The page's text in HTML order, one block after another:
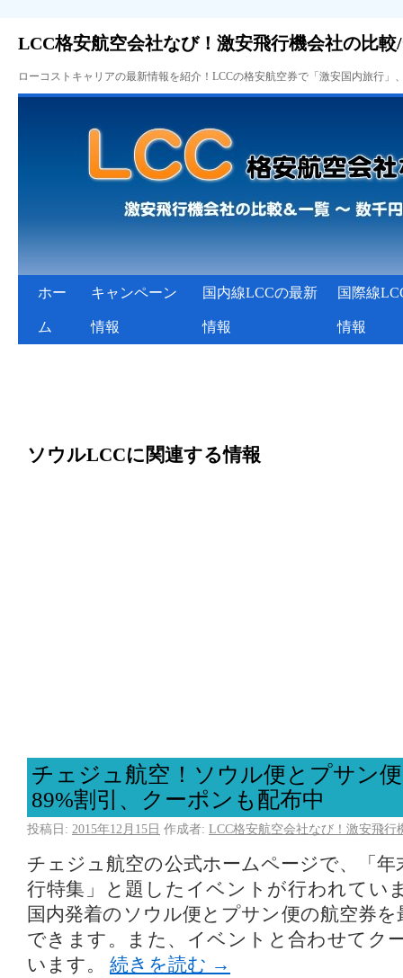
LCC格安航空会社なび！激安飛行機会社の比較
ローコストキャリアの最新情報を紹介！LCCの格安航空券で「激安国内旅行
ホー
ム
キャンペーン
情報
国内線LCCの最新
情報
国際線
情報
ソウルLCCに関連する情報
チェジュ航空！ソウル便とプサン
89%割引、クーポンも配布中
投稿日: 2015年12月15日 作成者: LCC格安航空会社なび！激安飛行
チェジュ航空の公式ホームページで、「年
行特集」と題したイベントが行われてい
国内発着のソウル便とプサン便の航空券を
できます。また、イベントと合わせてク
います。 続きを読む →